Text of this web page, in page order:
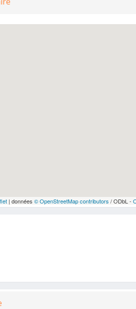
| données © OpenStreetMap contributors / ODbL -